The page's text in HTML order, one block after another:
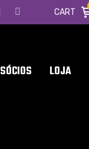
CART
SÓCIOS LOJA